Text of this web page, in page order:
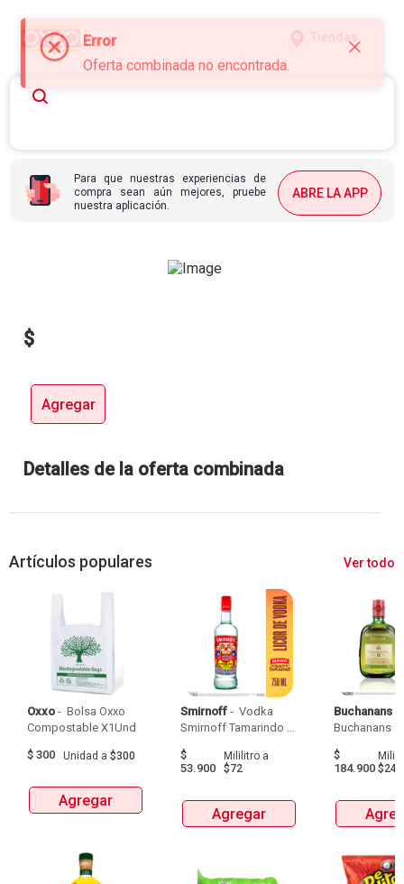
Error
Oferta combinada no encontrada.
Tiendas
Para que nuestras experiencias de
compra sean aún mejores, pruebe
nuestra aplicación.
ABRE LA APP
$
Agregar
Detalles de la oferta combinada
Artículos populares Ver todo
Oxxo - Bolsa Oxxo
$ 300 Unidad a $300
Agregar
Smirnoff - Vodka
Smirnoff Tamarindo
$
53.900
Mililitroa
$72
Agregar
Buchanans
$
184.900 $247